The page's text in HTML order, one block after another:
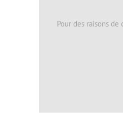
Pour des raisons